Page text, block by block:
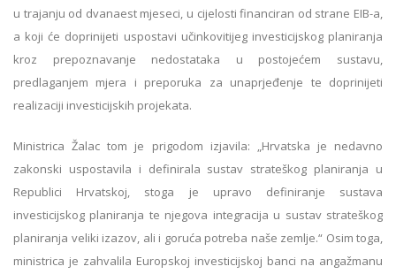
u trajanju od dvanaest mjeseci, u cijelosti financiran od strane EIB-a,
a koji će doprinijeti uspostavi učinkovitijeg investicijskog planiranja
kroz prepoznavanje nedostataka u postojećem sustavu,
predlaganjem mjera i preporuka za unaprjeđenje te doprinijeti
realizaciji investicijskih projekata.
Ministrica Žalac tom je prigodom izjavila: „Hrvatska je nedavno
zakonski uspostavila i definirala sustav strateškog planiranja u
Republici Hrvatskoj, stoga je upravo definiranje sustava
investicijskog planiranja te njegova integracija u sustav strateškog
planiranja veliki izazov, ali i goruća potreba naše zemlje.“ Osim toga,
ministrica je zahvalila Europskoj investicijskoj banci na angažmanu